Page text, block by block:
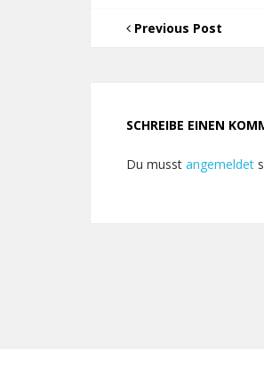
Previous Post
SCHREIBE EINEN
Du musst angemeldet